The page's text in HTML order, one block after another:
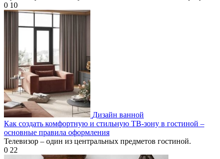
0 10
Дизайн ванной
Как создать комфортную и стильную ТВ-зону в гостиной –
основные правила оформления
Телевизор – один из центральных предметов гостиной.
0 22